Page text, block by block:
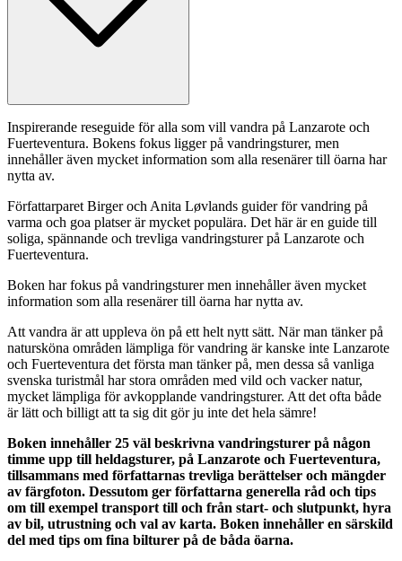
Inspirerande reseguide för alla som vill vandra på Lanzarote och
Fuerteventura. Bokens fokus ligger på vandringsturer, men
innehåller även mycket information som alla resenärer till öarna har
nytta av.
Författarparet Birger och Anita Løvlands guider för vandring på
varma och goa platser är mycket populära. Det här är en guide till
soliga, spännande och trevliga vandringsturer på Lanzarote och
Fuerteventura.
Boken har fokus på vandringsturer men innehåller även mycket
information som alla resenärer till öarna har nytta av.
Att vandra är att uppleva ön på ett helt nytt sätt. När man tänker på
natursköna områden lämpliga för vandring är kanske inte Lanzarote
och Fuerteventura det första man tänker på, men dessa så vanliga
svenska turistmål har stora områden med vild och vacker natur,
mycket lämpliga för avkopplande vandringsturer. Att det ofta både
är lätt och billigt att ta sig dit gör ju inte det hela sämre!
Boken innehåller 25 väl beskrivna vandringsturer på någon
timme upp till heldagsturer, på Lanzarote och Fuerteventura,
tillsammans med författarnas trevliga berättelser och mängder
av färgfoton. Dessutom ger författarna generella råd och tips
om till exempel transport till och från start- och slutpunkt, hyra
av bil, utrustning och val av karta. Boken innehåller en särskild
del med tips om fina bilturer på de båda öarna.